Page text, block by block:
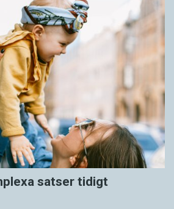
satser tidigt